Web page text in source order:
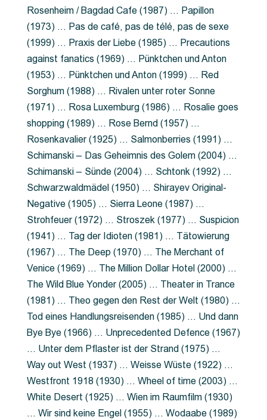
Rosenheim / Bagdad Cafe (1987) … Papillon
(1973) … Pas de café, pas de télé, pas de sexe
(1999) … Praxis der Liebe (1985) … Precautions
against fanatics (1969) … Pünktchen und Anton
(1953) … Pünktchen und Anton (1999) … Red
Sorghum (1988) … Rivalen unter roter Sonne
(1971) … Rosa Luxemburg (1986) … Rosalie goes
shopping (1989) … Rose Bernd (1957) …
Rosenkavalier (1925) … Salmonberries (1991) …
Schimanski – Das Geheimnis des Golem (2004) …
Schimanski – Sünde (2004) … Schtonk (1992) …
Schwarzwaldmädel (1950) … Shirayev Original-
Negative (1905) … Sierra Leone (1987) …
Strohfeuer (1972) … Stroszek (1977) … Suspicion
(1941) … Tag der Idioten (1981) … Tätowierung
(1967) … The Deep (1970) … The Merchant of
Venice (1969) … The Million Dollar Hotel (2000) …
The Wild Blue Yonder (2005) … Theater in Trance
(1981) … Theo gegen den Rest der Welt (1980) …
Tod eines Handlungsreisenden (1985) … Und dann
Bye Bye (1966) … Unprecedented Defence (1967)
… Unter dem Pflaster ist der Strand (1975) …
Way out West (1937) … Weisse Wüste (1922) …
Westfront 1918 (1930) … Wheel of time (2003) …
White Desert (1925) … Wien im Raumfilm (1930)
… Wir sind keine Engel (1955) … Wodaabe (1989)